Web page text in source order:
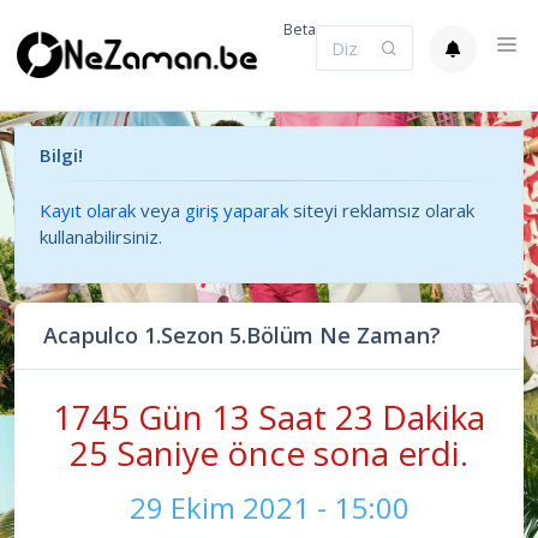
Beta
Bilgi!
Kayıt olarak veya giriş yaparak siteyi reklamsız olarak
kullanabilirsiniz.
Acapulco 1.Sezon 5.Bölüm Ne Zaman?
1745 Gün 13 Saat 23 Dakika
25 Saniye önce sona erdi.
29 Ekim 2021 - 15:00